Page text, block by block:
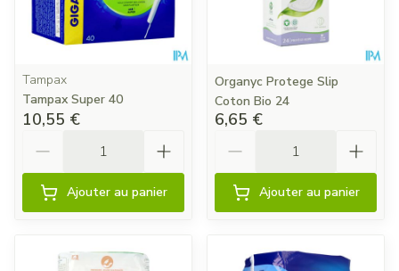
Tampax
Tampax Super 40
10,55 €
Ajouter au panier
Organyc Protege Slip
Coton Bio 24
6,65 €
Ajouter au panier